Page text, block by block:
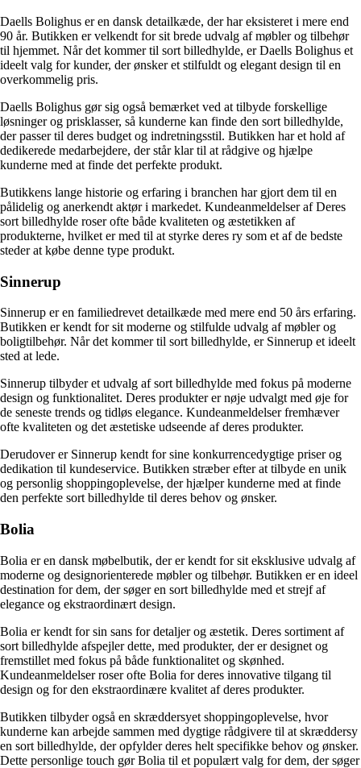
Daells Bolighus er en dansk detailkæde, der har eksisteret i mere end
90 år. Butikken er velkendt for sit brede udvalg af møbler og tilbehør
til hjemmet. Når det kommer til sort billedhylde, er Daells Bolighus et
ideelt valg for kunder, der ønsker et stilfuldt og elegant design til en
overkommelig pris.
Daells Bolighus gør sig også bemærket ved at tilbyde forskellige
løsninger og prisklasser, så kunderne kan finde den sort billedhylde,
der passer til deres budget og indretningsstil. Butikken har et hold af
dedikerede medarbejdere, der står klar til at rådgive og hjælpe
kunderne med at finde det perfekte produkt.
Butikkens lange historie og erfaring i branchen har gjort dem til en
pålidelig og anerkendt aktør i markedet. Kundeanmeldelser af Deres
sort billedhylde roser ofte både kvaliteten og æstetikken af
produkterne, hvilket er med til at styrke deres ry som et af de bedste
steder at købe denne type produkt.
Sinnerup
Sinnerup er en familiedrevet detailkæde med mere end 50 års erfaring.
Butikken er kendt for sit moderne og stilfulde udvalg af møbler og
boligtilbehør. Når det kommer til sort billedhylde, er Sinnerup et ideelt
sted at lede.
Sinnerup tilbyder et udvalg af sort billedhylde med fokus på moderne
design og funktionalitet. Deres produkter er nøje udvalgt med øje for
de seneste trends og tidløs elegance. Kundeanmeldelser fremhæver
ofte kvaliteten og det æstetiske udseende af deres produkter.
Derudover er Sinnerup kendt for sine konkurrencedygtige priser og
dedikation til kundeservice. Butikken stræber efter at tilbyde en unik
og personlig shoppingoplevelse, der hjælper kunderne med at finde
den perfekte sort billedhylde til deres behov og ønsker.
Bolia
Bolia er en dansk møbelbutik, der er kendt for sit eksklusive udvalg af
moderne og designorienterede møbler og tilbehør. Butikken er en ideel
destination for dem, der søger en sort billedhylde med et strejf af
elegance og ekstraordinært design.
Bolia er kendt for sin sans for detaljer og æstetik. Deres sortiment af
sort billedhylde afspejler dette, med produkter, der er designet og
fremstillet med fokus på både funktionalitet og skønhed.
Kundeanmeldelser roser ofte Bolia for deres innovative tilgang til
design og for den ekstraordinære kvalitet af deres produkter.
Butikken tilbyder også en skræddersyet shoppingoplevelse, hvor
kunderne kan arbejde sammen med dygtige rådgivere til at skræddersy
en sort billedhylde, der opfylder deres helt specifikke behov og ønsker.
Dette personlige touch gør Bolia til et populært valg for dem, der søger